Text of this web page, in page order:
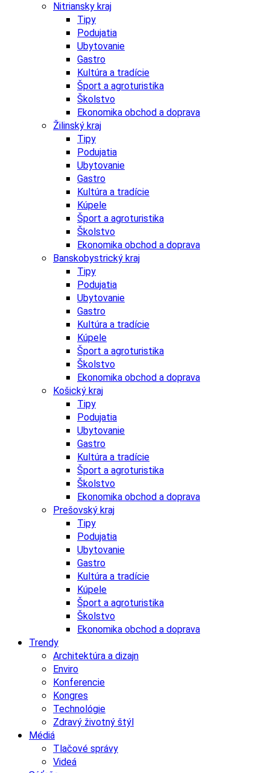
Nitriansky kraj
Tipy
Podujatia
Ubytovanie
Gastro
Kultúra a tradície
Šport a agroturistika
Školstvo
Ekonomika obchod a doprava
Žilinský kraj
Tipy
Podujatia
Ubytovanie
Gastro
Kultúra a tradície
Kúpele
Šport a agroturistika
Školstvo
Ekonomika obchod a doprava
Banskobystrický kraj
Tipy
Podujatia
Ubytovanie
Gastro
Kultúra a tradície
Kúpele
Šport a agroturistika
Školstvo
Ekonomika obchod a doprava
Košický kraj
Tipy
Podujatia
Ubytovanie
Gastro
Kultúra a tradície
Šport a agroturistika
Školstvo
Ekonomika obchod a doprava
Prešovský kraj
Tipy
Podujatia
Ubytovanie
Gastro
Kultúra a tradície
Kúpele
Šport a agroturistika
Školstvo
Ekonomika obchod a doprava
Trendy
Architektúra a dizajn
Enviro
Konferencie
Kongres
Technológie
Zdravý životný štýl
Médiá
Tlačové správy
Videá